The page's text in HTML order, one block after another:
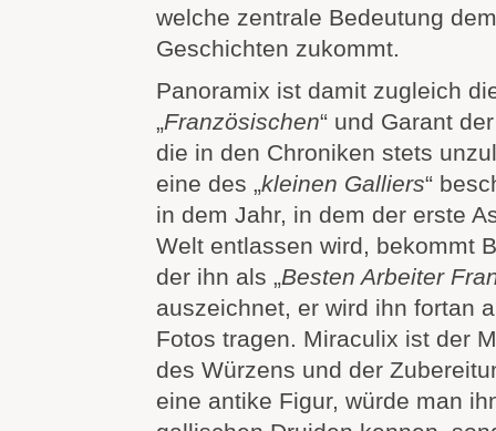
welche zentrale Bedeutung
Geschichten zukommt.
Panoramix ist damit zugleich
„Französischen“ und Garant
die in den Chroniken stets
eine des „kleinen Galliers“
in dem Jahr, in dem der erste
Welt entlassen wird, bekommt
der ihn als „Besten Arbeiter
auszeichnet, er wird ihn fortan
Fotos tragen. Miraculix ist der
des Würzens und der
eine antike Figur, würde man